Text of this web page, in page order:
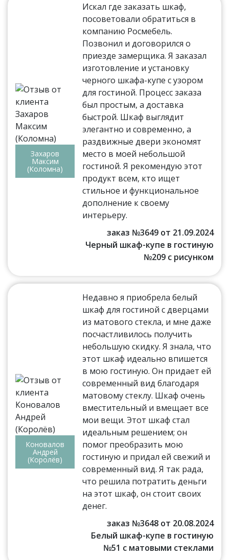
Захаров
Максим
(Коломна)
Искал где заказать шкаф,
посоветовали обратиться в
компанию Росмебель.
Позвонил и договорился о
приезде замерщика. Я заказал
изготовление и установку
черного шкафа-купе с узором
для гостиной. Процесс заказа
был простым, а доставка
быстрой. Шкаф выглядит
элегантно и современно, а
раздвижные двери экономят
место в моей небольшой
гостиной. Я рекомендую этот
продукт всем, кто ищет
стильное и функциональное
дополнение к своему
интерьеру.
заказ №3649 от 21.09.2024
Черный шкаф-купе в гостиную
№209 с рисунком
Коновалов
Андрей
(Королёв)
Недавно я приобрела белый
шкаф для гостиной с дверцами
из матового стекла, и мне даже
посчастливилось получить
небольшую скидку. Я знала, что
этот шкаф идеально впишется
в мою гостиную. Он придает ей
современный вид благодаря
матовому стеклу. Шкаф очень
вместительный и вмещает все
мои вещи. Этот шкаф стал
идеальным решением; он
помог преобразить мою
гостиную и придал ей свежий и
современный вид. Я так рада,
что решила потратить деньги
на этот шкаф, он стоит своих
денег.
заказ №3648 от 20.08.2024
Белый шкаф-купе в гостиную
№51 с матовыми стеклами